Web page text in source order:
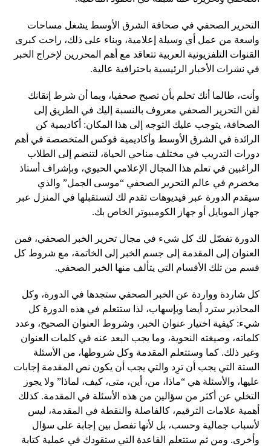
التحرير الصحفي في صحافة الشرق الأوسط يشغل مساحات
واسعة من عمل أي وسيلة إعلامية، وبناء على ذلك، راحت كبرى
القنوات التلفزيونية العربية تتعاقد مع أهم المحررين لإخراج الخبر
في نشرات الأخبار الرئيسية باحترافية عالية.
وأنت، طالما أنك تحلم بأن تصبح صحفيا، وبما أن شرط إتقانك
لفن التحرير الصحفي معروف بالنسبة إليك في الطريق إلى
الصحافة، يتوجب عليك التوجه إلى هذا المكان: أكاديمية كن
الرائدة في الشرق الأوسط وأكاديمية فوكس المتخصصة في أهم
دورات التدريب في مختلف مناحي الحياة، لتنضم إلى الطلاب
الراغبين في تعلم هذا المجال الإعلامي الحيوي، وبإشراف أستاذ
مخضرم في عالم التحرير الصحفي “موسى الجمل” والذي
سيقدم الدورة عبر فيديوهات تقدم لك لتستقبلها في المنزل عبر
جهاز الموبايل أو جهاز الكومبيوتر الخاص بك.
الدورة تفصّل لك كل شيء في مجال تحرير الخبر الصحفي، فمن
العنوان إلى المقدمة إلى جسم الخبر إلى الخاتمة، مع شروط كل
قسم من تلك الأقسام التي يتألف منها الخبر الصحفي.
كل شاردة وواردة عن الخبر الصحفي ستجدها في الدورة، وكل
المحاذير سترد أيضا وبإسهاب، لذا ستتعلم في هذه الدورة كل
شيء: كيفية اختيار عنوان الخبر، وشروط العنوان الصحيح، وعدد
كلماته، وصيغته النحوية، وما يجب البعد عنه في كلمات العنوان
وغير ذلك. كما وستتعلم المقدمة وكل شروطها، من الأسئلة
الستة التي يجب أن ترِد والتي يجب أن يكون نص المقدمة إجابات
عليها، والأسئلة هي “ماذا، من، أين، متى، كيف، لماذا” ولا يجوز
التخلي عن أكثر من سؤالين من هذه الأسئلة في المقدمة. كذلك
أهمية علامات الترقيم، كالفاصلة والنقطة في المقدمة، ليس
لأسباب جمالية وحسب، بل لأنها تفصل بين إجابة على سؤال
وأخرى. ومن ثم ستتعلم القاعدة التي ستقودك في عملية كتابة